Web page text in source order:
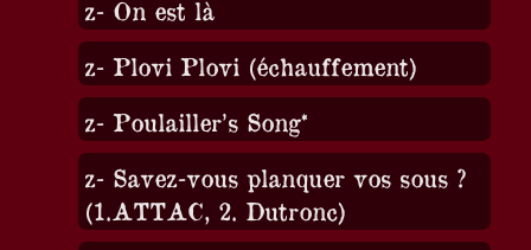
z- On est là
z- Plovi Plovi (échauffement)
z- Poulailler’s Song*
z- Savez-vous planquer vos sous ?
(1.ATTAC, 2. Dutronc)